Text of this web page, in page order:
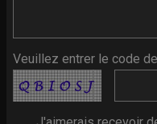
Veuillez entrer le code